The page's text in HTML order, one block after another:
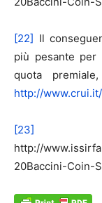
[22] Il
più pesante per
quota
http://
[23]
http://
20Baccini-Coin-